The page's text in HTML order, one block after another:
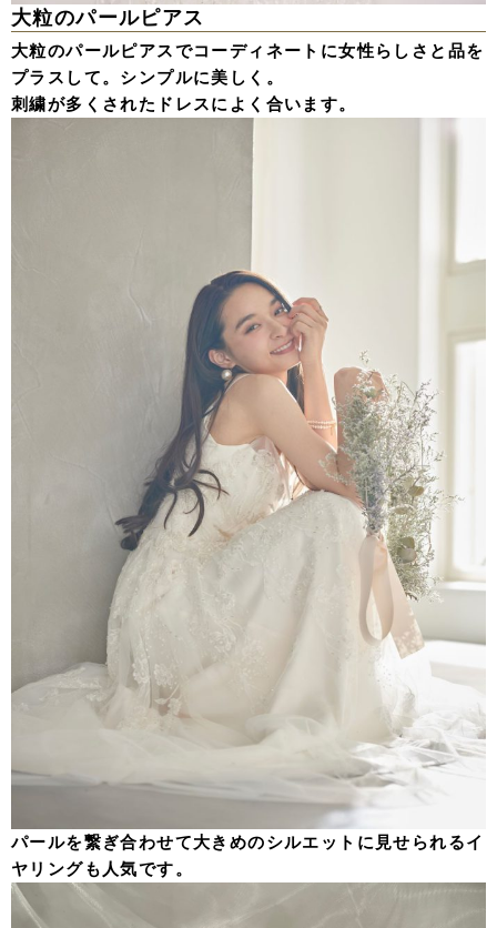
大粒のパールピアス
大粒のパールピアスでコーディネートに女性らしさと品を
プラスして。シンプルに美しく。
刺繍が多くされたドレスによく合います。
パールを繋ぎ合わせて大きめのシルエットに見せられるイ
ヤリングも人気です。